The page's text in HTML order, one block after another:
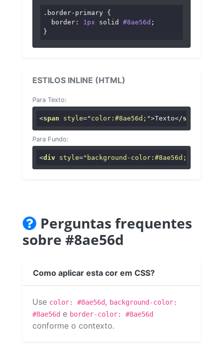
.border-primary {
border : 1px solid #8ae56d ;
}
ESTILOS INLINE (HTML)
Para Texto:
<span style="color:#8ae56d;">Texto</span
Para Fundo:
<div style="background-color:#8ae56d;"
Perguntas frequentes
sobre #8ae56d
Como aplicar esta cor em CSS?
Use color: #8ae56d, background-color:
#8ae56d e border-color: #8ae56d
conforme o contexto.